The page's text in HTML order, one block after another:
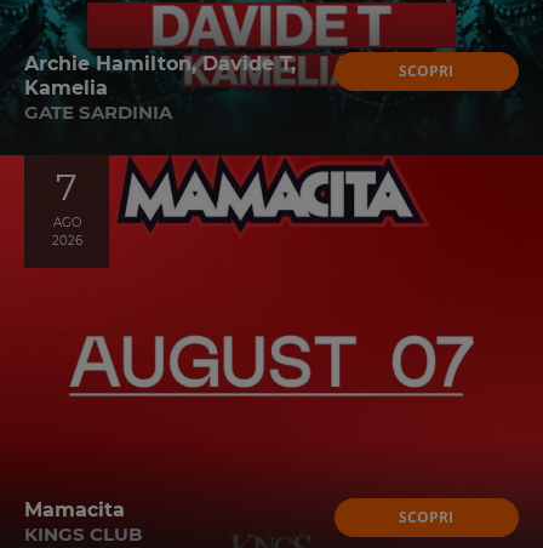
Archie Hamilton, Davide T,
Kamelia
GATE SARDINIA
SCOPRI
7
AGO
2026
Mamacita
KINGS CLUB
SCOPRI